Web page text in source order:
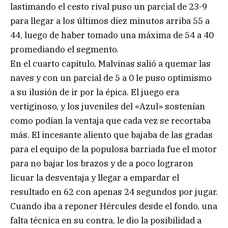
lastimando el cesto rival puso un parcial de 23-9
para llegar a los últimos diez minutos arriba 55 a
44, luego de haber tomado una máxima de 54 a 40
promediando el segmento.
En el cuarto capítulo, Malvinas salió a quemar las
naves y con un parcial de 5 a 0 le puso optimismo
a su ilusión de ir por la épica. El juego era
vertiginoso, y los juveniles del «Azul» sostenían
como podían la ventaja que cada vez se recortaba
más. El incesante aliento que bajaba de las gradas
para el equipo de la populosa barriada fue el motor
para no bajar los brazos y de a poco lograron
licuar la desventaja y llegar a empardar el
resultado en 62 con apenas 24 segundos por jugar.
Cuando iba a reponer Hércules desde el fondo, una
falta técnica en su contra, le dio la posibilidad a